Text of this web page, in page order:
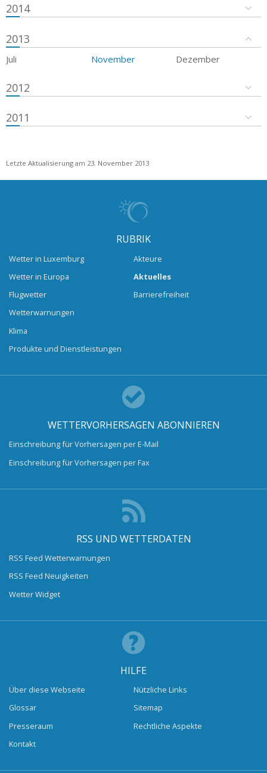
2014
2013
Juli November Dezember
2012
2011
Letzte Aktualisierung am 23. November 2013
RUBRIK
Wetter in Luxemburg
Wetter in Europa
Flugwetter
Wetterwarnungen
Klima
Produkte und Dienstleistungen
Akteure
Aktuelles
Barrierefreiheit
WETTERVORHERSAGEN ABONNIEREN
Einschreibung für Vorhersagen per E-Mail
Einschreibung für Vorhersagen per Fax
RSS UND WETTERDATEN
RSS Feed Wetterwarnungen
RSS Feed Neuigkeiten
Wetter Widget
HILFE
Über diese Webseite
Glossar
Presseraum
Kontakt
Nützliche Links
Sitemap
Rechtliche Aspekte